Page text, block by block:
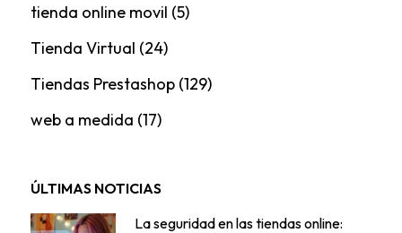
tienda online movil (5)
Tienda Virtual (24)
Tiendas Prestashop(129)
web a medida (17)
ÚLTIMAS NOTICIAS
La seguridad en las tiendas online: